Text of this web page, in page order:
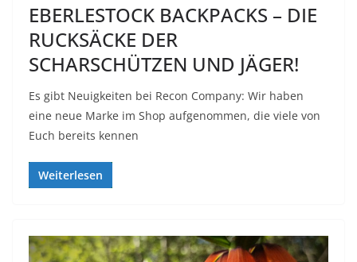
EBERLESTOCK BACKPACKS – DIE
RUCKSÄCKE DER
SCHARSCHÜTZEN UND JÄGER!
Es gibt Neuigkeiten bei Recon Company: Wir haben
eine neue Marke im Shop aufgenommen, die viele von
Euch bereits kennen
Weiterlesen